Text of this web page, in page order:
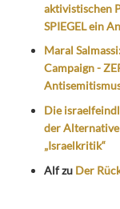
aktivistischen
SPIEGEL ein
Maral
Campaign -
Die
der
„Israelkritik“
Alfzu Der